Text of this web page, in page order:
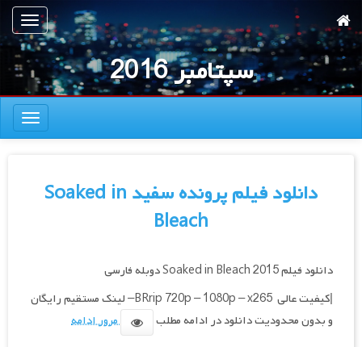
به
محتوای
اصلی
ناوبری
سپتامبر 2016
ناوبری
دانلود فیلم پرونده سفید Soaked in
Bleach
دانلود فیلم Soaked in Bleach 2015 دوبله فارسی
|کیفیت عالی BRrip 720p – 1080p – x265– لینک مستقیم رایگان
و بدون محدودیت دانلود در ادامه مطلب
مرور ادامه